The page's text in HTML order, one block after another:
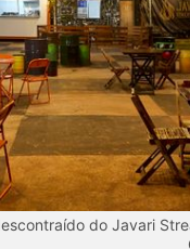
do Javari